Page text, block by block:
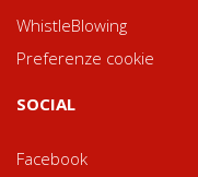
WhistleBlowing
Preferenze cookie
SOCIAL
Facebook